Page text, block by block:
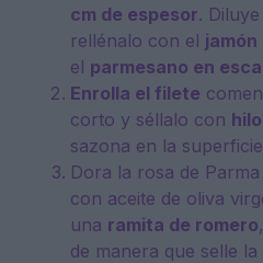
cm de espesor.
rellénalo con el
el parmesano en
Enrolla el filete
corto y séllalo con
sazona en la
Dora la rosa de
con aceite de oliva
una ramita de romero
de manera que selle